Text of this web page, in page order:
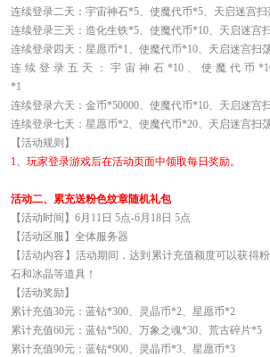
连续登录二天：宇宙神石*5、使魔代币*5、天启迷宫扫
连续登录三天：造化生铁*5、使魔代币*10、
连续登录四天：星愿币*1、使魔代币*10、天启
连续登录五天：宇宙神石*10、使魔代币
*1
连续登录六天：金币*50000、使魔代币*10、天
连续登录七天：星愿币*2、使魔代币*20、天启迷宫扫
【活动规则】
1、 玩家登录游戏后在活动页面中领取每日奖励。
活动二、累充送粉色纹章随机礼包
【活动时间】6月11日 5点-6月18日 5点
【活动区服】全体服务器
【活动内容】活动期间，达到累计充值额度可以获得
石和冰晶等道具！
【活动奖励】
累计充值30元：蓝钻*300、灵晶币*2、星愿币*2
累计充值60元：蓝钻*500、万象之魂*30、荒古碎片*5
累计充值90元：蓝钻*900、灵晶币*3、星愿币*3